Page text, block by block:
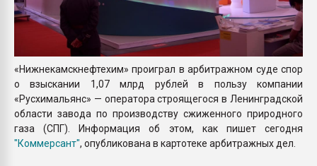
«Нижнекамскнефтехим» проиграл в арбитражном суде спор
о взыскании 1,07 млрд рублей в пользу компании
«Русхимальянс» — оператора строящегося в Ленинградской
области завода по производству сжиженного природного
газа (СПГ). Информация об этом, как пишет сегодня
"Коммерсант", опубликована в картотеке арбитражных дел.